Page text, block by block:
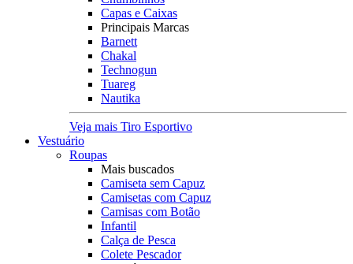
Capas e Caixas
Principais Marcas
Barnett
Chakal
Technogun
Tuareg
Nautika
Veja mais Tiro Esportivo
Vestuário
Roupas
Mais buscados
Camiseta sem Capuz
Camisetas com Capuz
Camisas com Botão
Infantil
Calça de Pesca
Colete Pescador